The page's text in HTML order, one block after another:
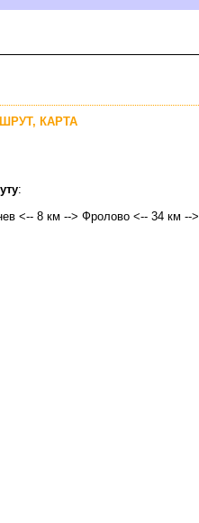
КАРТА
:
<-- 8 км --> Фролово <-- 34 км -->